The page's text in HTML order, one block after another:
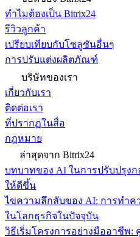
ทำไมต้องเป็น Bitrix24
รีวิวลูกค้า
เปรียบเทียบกับโซลูชันอื่นๆ
การปรับแต่งผลิตภัณฑ์
บริษัทของเรา
เกี่ยวกับเรา
ติดต่อเรา
ที่ปรากฏในสื่อ
กฎหมาย
ล่าสุดจาก Bitrix24
บทบาทของ AI ในการปรับปรุง
ให้ดีขึ้น
ไขความลึกลับของ AI: การทำค
ในโลกธุรกิจในปัจจุบัน
วิธีเริ่มโครงการอย่างมืออาชีพ